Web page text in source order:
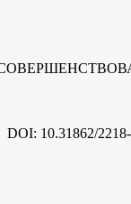
DOI: 10.31862/